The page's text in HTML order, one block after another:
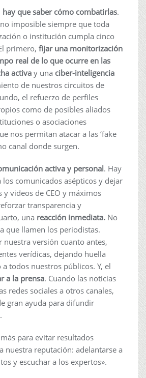
hay que saber cómo combatirlas.
imposible siempre que toda
o institución cumpla cinco
primero, fijar una monitorización
real de lo que ocurre en las
activa y una ciber-inteligencia
de nuestros circuitos de
el refuerzo de perfiles
como de posibles aliados
o asociaciones
nos permitan atacar a las ‘fake
canal donde surgen.
activa y personal. Hay
los comunicados asépticos y dejar
y videos de CEO y máximos
transparencia y
una reacción inmediata. No
que llamen los periodistas.
nuestra versión cuanto antes,
verídicas, dejando huella
todos nuestros públicos. Y, el
a la prensa. Cuando las noticias
redes sociales a otros canales,
gran ayuda para difundir
para evitar resultados
nuestra reputación: adelantarse a
y escuchar a los expertos».